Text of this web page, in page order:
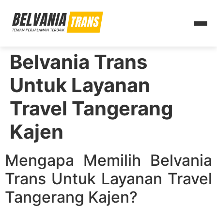
Belvania Trans
Untuk Layanan
Travel Tangerang
Kajen
Mengapa Memilih Belvania
Trans Untuk Layanan Travel
Tangerang Kajen?